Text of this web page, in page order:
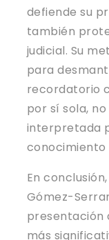
defiende su
también
judicial. Su
para
recordatorio
por sí sola,
interpretada
conocimiento
En
Gómez-
presentación
más